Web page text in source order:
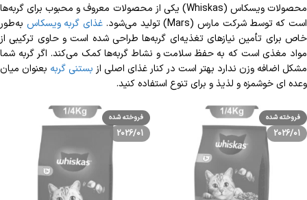
محصولات ویسکاس (Whiskas) یکی از محصولات معروف و محبوب برای گربه‌ها
است که توسط شرکت مارس (Mars) تولید می‌شود.
غذای گربه ویسکاس به‌طور
خاص برای تأمین نیازهای تغذیه‌ای گربه‌ها طراحی شده است و حاوی ترکیبی از
مواد مغذی است که به حفظ سلامت و نشاط گربه‌ها کمک می‌کند. اگر گربه شما
مشکل اضافه وزن ندارد بهتر است در کنار غذای اصلی از بستنی گربه بعنوان میان
وعده ای خوشمزه و لذیذ و برای تنوع استفاده کنید.
فروخته شده
2026/01
فروخته شده
2026/01